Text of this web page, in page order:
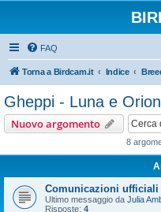
FAQ
Torna a Birdcam.it Indice
Gheppi - Luna e
Nuovo argomento
8
Comunicazioni ufficiali
Ultimo messaggio da Julia
Risposte: 4